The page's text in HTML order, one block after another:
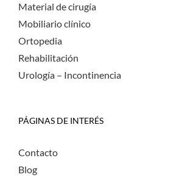
Material de cirugía
Mobiliario clínico
Ortopedia
Rehabilitación
Urología – Incontinencia
PÁGINAS DE INTERÉS
Contacto
Blog